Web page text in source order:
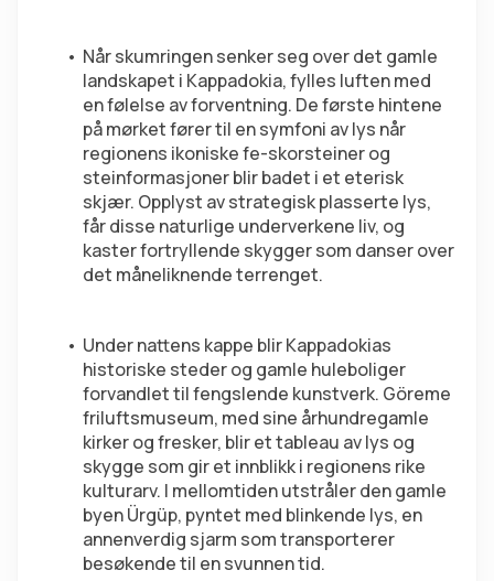
Når skumringen senker seg over det gamle
landskapet i Kappadokia, fylles luften med
en følelse av forventning. De første hintene
på mørket fører til en symfoni av lys når
regionens ikoniske fe-skorsteiner og
steinformasjoner blir badet i et eterisk
skjær. Opplyst av strategisk plasserte lys,
får disse naturlige underverkene liv, og
kaster fortryllende skygger som danser over
det måneliknende terrenget.
Under nattens kappe blir Kappadokias
historiske steder og gamle huleboliger
forvandlet til fengslende kunstverk. Göreme
friluftsmuseum, med sine århundregamle
kirker og fresker, blir et tableau av lys og
skygge som gir et innblikk i regionens rike
kulturarv. I mellomtiden utstråler den gamle
byen Ürgüp, pyntet med blinkende lys, en
annenverdig sjarm som transporterer
besøkende til en svunnen tid.